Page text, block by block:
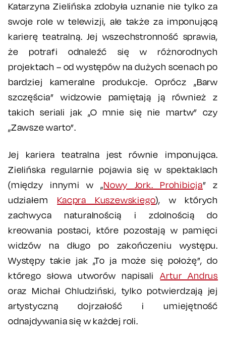
Katarzyna Zielińska zdobyła uznanie nie tylko za
swoje role w telewizji, ale także za imponującą
karierę teatralną. Jej wszechstronność sprawia,
że potrafi odnaleźć się w różnorodnych
projektach – od występów na dużych scenach po
bardziej kameralne produkcje. Oprócz „Barw
szczęścia” widzowie pamiętają ją również z
takich seriali jak „O mnie się nie martw” czy
„Zawsze warto”.
Jej kariera teatralna jest równie imponująca.
Zielińska regularnie pojawia się w spektaklach
(między innymi w „Nowy Jork. Prohibicja” z
udziałem Kacpra Kuszewskiego), w których
zachwyca naturalnością i zdolnością do
kreowania postaci, które pozostają w pamięci
widzów na długo po zakończeniu występu.
Występy takie jak „To ja może się położę”, do
którego słowa utworów napisaliArtur Andrus
oraz Michał Chludziński, tylko potwierdzają jej
artystyczną dojrzałość i umiejętność
odnajdywania się w każdej roli.